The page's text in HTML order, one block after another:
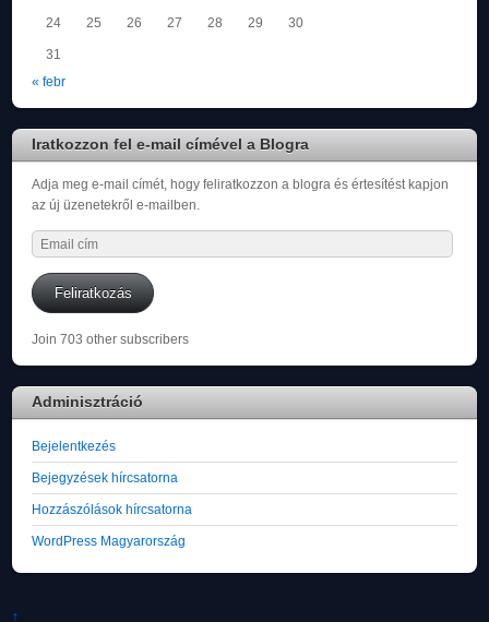
24 25 26 27 28 29 30
31
« febr
Iratkozzon fel e-mail címével a Blogra
Adja meg e-mail címét, hogy feliratkozzon a blogra és értesítést kapjon
az új üzenetekről e-mailben.
Email
cím
Feliratkozás
Join 703 other subscribers
Adminisztráció
Bejelentkezés
Bejegyzések hírcsatorna
Hozzászólások hírcsatorna
WordPress Magyarország
↑